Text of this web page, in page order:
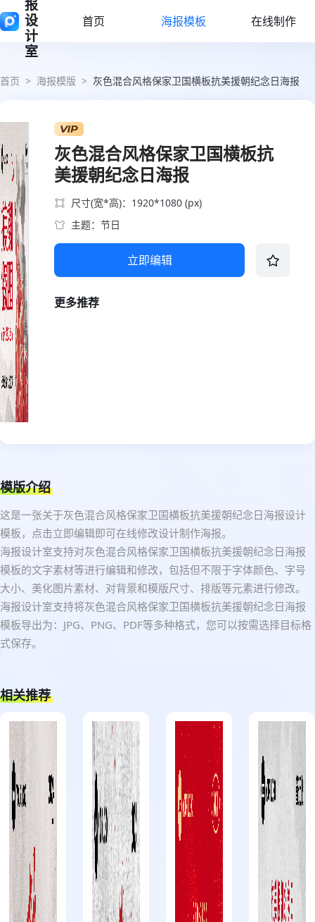
报
设
计
室
首页 海报模板 在线制作
首页 > 海报模版 > 灰色混合风格保家卫国横板抗美援朝纪念日海报
灰色混合风格保家卫国横板抗
美援朝纪念日海报
尺寸(宽*高)：1920*1080 (px)
主题：节日
立即编辑
更多推荐
模版介绍
这是一张关于灰色混合风格保家卫国横板抗美援朝纪念日海报设计
模板，点击立即编辑即可在线修改设计制作海报。
海报设计室支持对灰色混合风格保家卫国横板抗美援朝纪念日海报
模板的文字素材等进行编辑和修改，包括但不限于字体颜色、字号
大小、美化图片素材、对背景和模版尺寸、排版等元素进行修改。
海报设计室支持将灰色混合风格保家卫国横板抗美援朝纪念日海报
模板导出为：JPG、PNG、PDF等多种格式，您可以按需选择目标格
式保存。
相关推荐